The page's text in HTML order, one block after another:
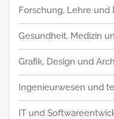
Forschung, Lehre und
Gesundheit, Medizin
Grafik, Design und
Ingenieurwesen und
IT und